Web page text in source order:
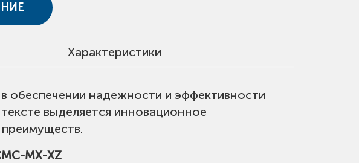
Характеристики
обеспечении надежности и эффективности
выделяется инновационное
MX-XZ